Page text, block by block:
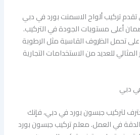
تركيب ألواح الاسمنت بورد في دبي
أعلى مستويات الجودة في التركيب.
على تحمل الظروف القاسية مثل الرطوبة
المثالي للعديد من الاستخدامات التجارية
دبي
لتركيب جبسون بورد في دبي، فإنك
في العمل. معلم تركيب جبسون بورد